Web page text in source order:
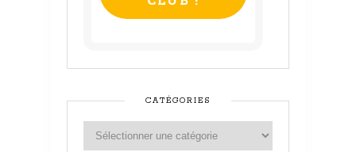
CATÉGORIES